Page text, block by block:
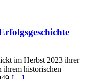
im Herbst 2023 ihrer
ihrem historischen